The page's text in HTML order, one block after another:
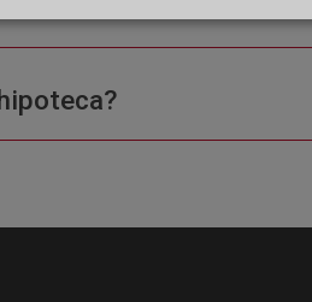
o una certificación?